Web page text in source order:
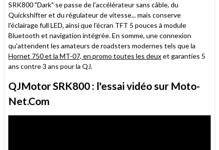
SRK800 "Dark" se passe de l'accélérateur sans câble, du
Quickshifter et du régulateur de vitesse... mais conserve
l'éclairage full LED, ainsi que l'écran TFT 5 pouces à module
Bluetooth et navigation intégrée. En somme, une connexion
qu'attendent les amateurs de roadsters modernes tels que la
Hornet 750 et la MT-07, en promo toutes les deuxet garanties 5
ans contre 3 ans pour la QJ.
QJMotor SRK800 : l'essai vidéo sur Moto-
Net.Com